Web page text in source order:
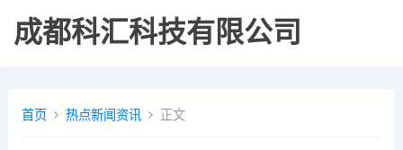
成都科汇科技有限公司
首页 热点新闻资讯 正文